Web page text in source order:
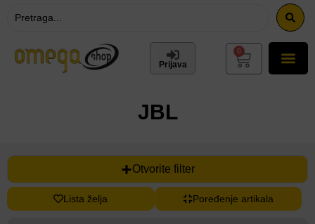
Prijava
0
JBL
Otvorite filter
Lista želja Poređenje artikala